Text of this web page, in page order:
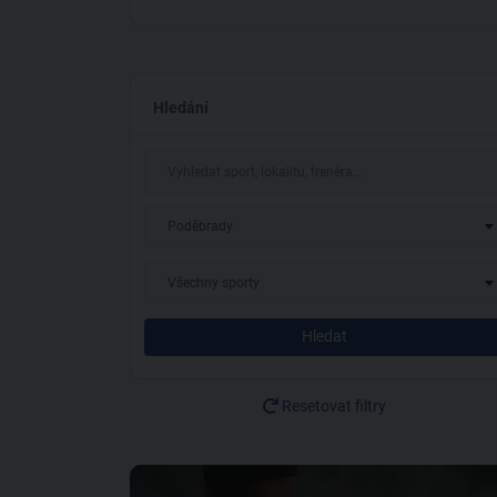
Hledání
Poděbrady
Všechny sporty
Hledat
Resetovat filtry